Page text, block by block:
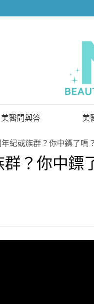
美醫問與答
已解決問題
待解決問題
美
紀或族群？你中鏢了嗎？
？你中鏢